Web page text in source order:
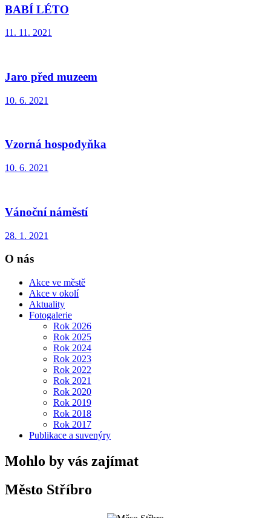
BABÍ LÉTO
11. 11. 2021
Jaro před muzeem
10. 6. 2021
Vzorná hospodyňka
10. 6. 2021
Vánoční náměstí
28. 1. 2021
O nás
Akce ve městě
Akce v okolí
Aktuality
Fotogalerie
Rok 2026
Rok 2025
Rok 2024
Rok 2023
Rok 2022
Rok 2021
Rok 2020
Rok 2019
Rok 2018
Rok 2017
Publikace a suvenýry
Mohlo by vás zajímat
Město Stříbro